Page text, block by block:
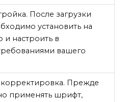
После загрузки
установить на
и настроить в
вашего
Прежде
применять шрифт,